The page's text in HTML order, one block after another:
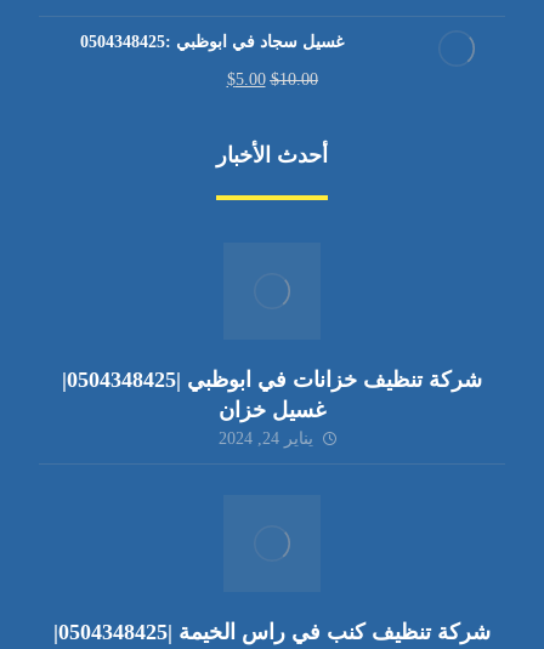
غسيل سجاد في ابوظبي :0504348425
$10.00
$5.00
أحدث الأخبار
شركة تنظيف خزانات في ابوظبي |0504348425|
غسيل خزان
يناير 24, 2024
شركة تنظيف كنب في راس الخيمة |0504348425|